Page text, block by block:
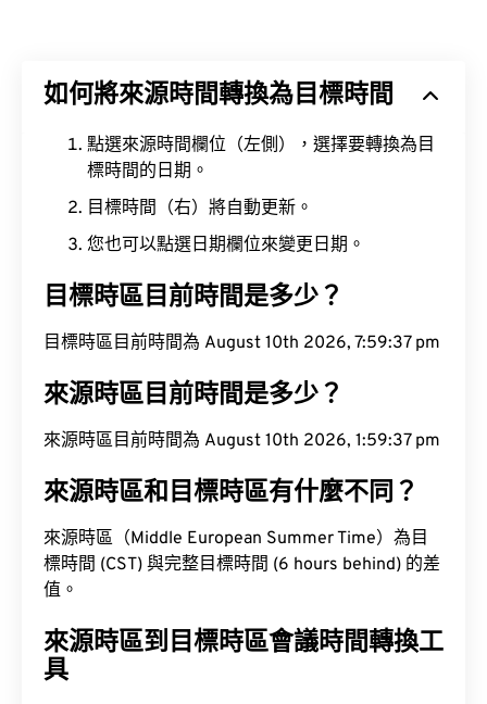
如何將來源時間轉換為目標時間
點選來源時間欄位（左側），選擇要轉換為目
標時間的日期。
目標時間（右）將自動更新。
您也可以點選日期欄位來變更日期。
目標時區目前時間是多少？
目標時區目前時間為 August 10th 2026, 7:59:38 pm
來源時區目前時間是多少？
來源時區目前時間為 August 10th 2026, 1:59:38 pm
來源時區和目標時區有什麼不同？
來源時區（Middle European Summer Time）為目
標時間 (CST) 與完整目標時間 (6 hours behind) 的差
值。
來源時區到目標時區會議時間轉換工
具